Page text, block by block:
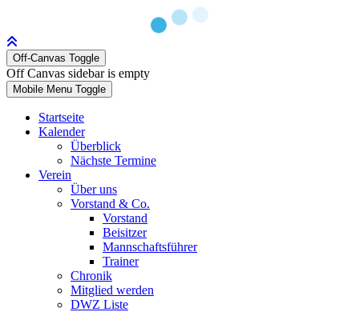
Off-Canvas Toggle
Off Canvas sidebar is empty
Mobile Menu Toggle
Startseite
Kalender
Überblick
Nächste Termine
Verein
Über uns
Vorstand & Co.
Vorstand
Beisitzer
Mannschaftsführer
Trainer
Chronik
Mitglied werden
DWZ Liste